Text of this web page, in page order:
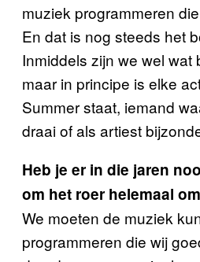
muziek programmeren
En dat is nog steeds het
Inmiddels zijn we wel wat
maar in principe is elke
Summer staat, iemand
draai of als artiest
Heb je er in die jaren
om het roer helemaal
We moeten de muziek
programmeren die wij